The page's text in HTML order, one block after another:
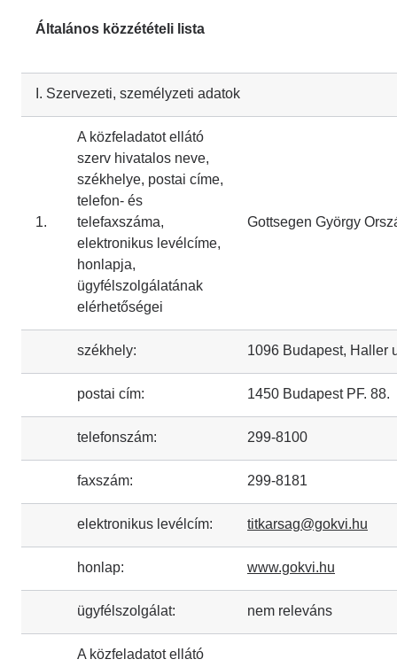
Általános közzétételi lista
I. Szervezeti, személyzeti adatok
1.
A közfeladatot ellátó
szerv hivatalos neve,
székhelye, postai címe,
telefon- és
telefaxszáma,
elektronikus levélcíme,
honlapja,
ügyfélszolgálatának
elérhetőségei
Gottsegen György
székhely: 1096 Budapest, Haller
postai cím: 1450 Budapest PF. 88.
telefonszám: 299-8100
faxszám: 299-8181
elektronikus levélcím: titkarsag@gokvi.hu
honlap: www.gokvi.hu
ügyfélszolgálat: nem releváns
A közfeladatot ellátó